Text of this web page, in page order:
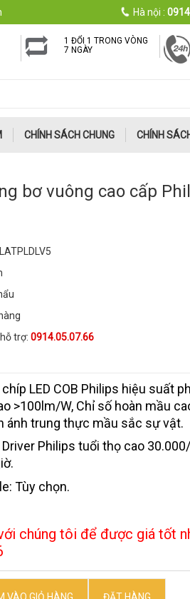
Hà nội :
1 ĐỔI 1 TRONG VÒNG
7 NGÀY
CHÍNH SÁCH CHUNG CHÍNH
bơ vuông cao cấp
trợ: 0914.05.07.66
LED COB Philips hiệu suất
>100lm/W, Chỉ số hoàn mầu
ánh trung thực mầu sắc sự vật.
Philips tuổi thọ cao 30.000/
Tùy chọn.
chúng tôi để được giá tốt